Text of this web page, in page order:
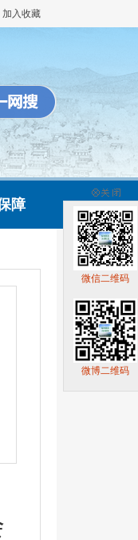
加入收藏
障
微信二维码
微博二维码